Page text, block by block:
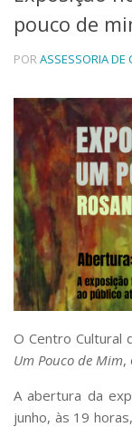
Telefones e
Pessoas
Ensino
Pós-
Educação a
Cursos de
Pesquisa e
Linhas de
Centros,
Pós-
Iniciação
Empresas
Artes, Cultura
Museus e
Serviços
pouco de
PORASSESSORIA DE
O Centro Cultural
Um Pouco de Mim,
A abertura da
junho, às 19